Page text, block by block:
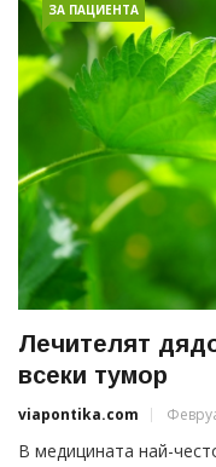
ЗА ПАЦИЕНТА
Лечителят
всеки тумор
viapontika.com
В медицината най-